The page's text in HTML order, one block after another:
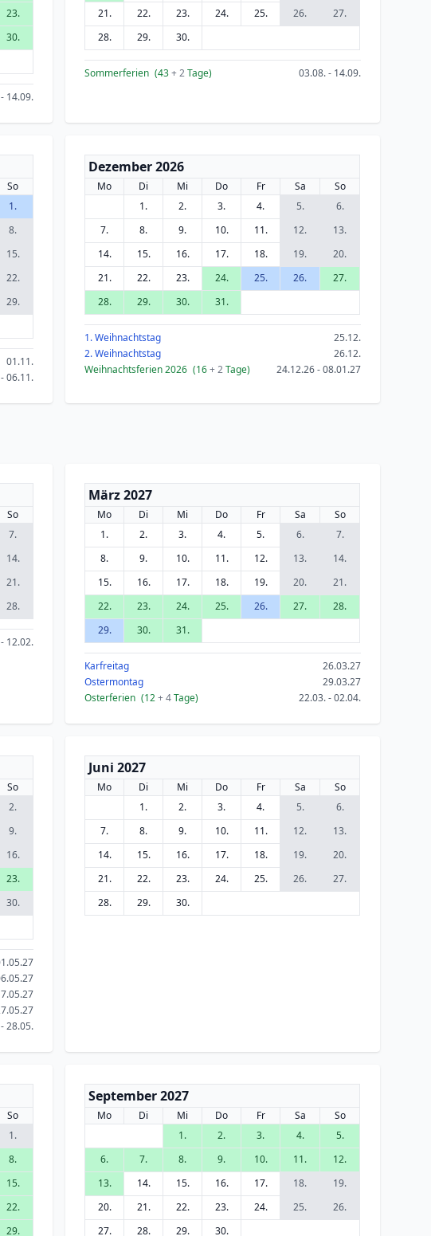
23.
30.
14.09.
21.
22. 23. 24. 25. 26.
27.
28.
29. 30.
Sommerferien (43+ 2Tage) 03.08. - 14.09.
So
1.
8.
15.
22.
29.
01.11.
06.11.
Dezember 2026
Mo Di Mi Do Fr Sa
So
1.
2. 3. 4. 5.
6.
7.
8. 9. 10. 11. 12.
13.
14.
15. 16. 17. 18. 19.
20.
21.
22. 23. 24. 25. 26.
27.
28.
29. 30. 31.
1. Weihnachtstag
25.12.
2. Weihnachtstag
26.12.
Weihnachtsferien 2026 (16+ 2Tage) 24.12.26 - 08.01.27
So
7.
14.
21.
28.
12.02.
März 2027
Mo Di Mi Do Fr Sa
So
1.
2. 3. 4. 5. 6.
7.
8.
9. 10. 11. 12. 13.
14.
15.
16. 17. 18. 19. 20.
21.
22.
23. 24. 25. 26. 27.
28.
29.
30. 31.
Karfreitag
26.03.27
Ostermontag
29.03.27
Osterferien (12+ 4Tage) 22.03. - 02.04.
So
2.
9.
16.
23.
30.
28.05.
Juni 2027
Mo Di Mi Do Fr Sa
So
1.
2. 3. 4. 5.
6.
7.
8. 9. 10. 11. 12.
13.
14.
15. 16. 17. 18. 19.
20.
21.
22. 23. 24. 25. 26.
27.
28.
29. 30.
So
1.
8.
15.
22.
29.
September 2027
Mo Di Mi Do Fr Sa
So
1.
2. 3. 4.
5.
6.
7. 8. 9. 10. 11.
12.
13.
14. 15. 16. 17. 18.
19.
20.
21. 22. 23. 24. 25.
26.
27.
28. 29. 30.